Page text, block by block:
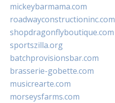
mickeybarmama.com
roadwayconstructioninc.com
shopdragonflyboutique.com
sportszilla.org
batchprovisionsbar.com
brasserie-gobette.com
musicrearte.com
morseysfarms.com